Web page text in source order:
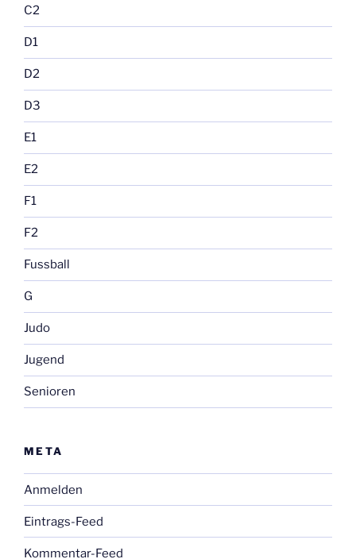
C2
D1
D2
D3
E1
E2
F1
F2
Fussball
G
Judo
Jugend
Senioren
META
Anmelden
Eintrags-Feed
Kommentar-Feed